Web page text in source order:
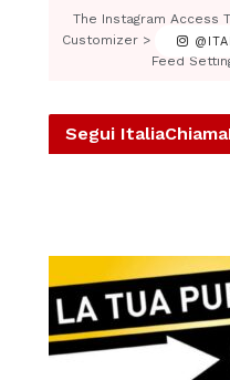
The Instagram Access
Customizer > JNews :
Feed
Segui